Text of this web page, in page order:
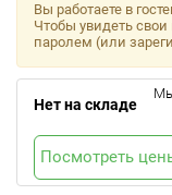
Вы работаете в
Чтобы увидеть
паролем (или
Нет на складе
Посмотреть